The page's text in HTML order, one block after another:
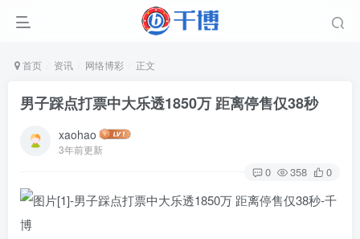
首页 资讯 网络博彩 正文
男子踩点打票中大乐透1850万 距离停售仅38秒
xaohao
3年前更新
0 358 0